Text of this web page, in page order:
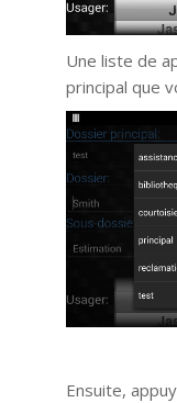
Une liste de
principal que
Ensuite,